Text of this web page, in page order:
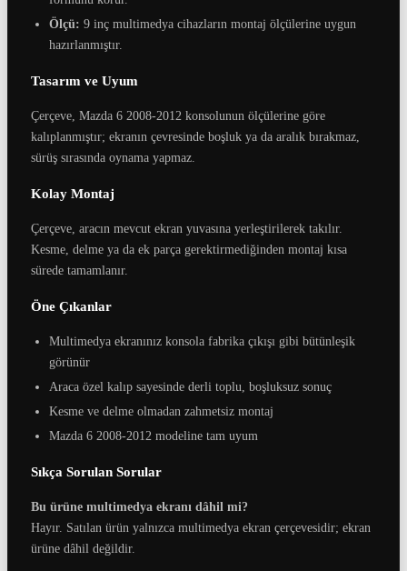
Ölçü: 9 inç multimedya cihazların montaj ölçülerine uygun
hazırlanmıştır.
Tasarım ve Uyum
Çerçeve, Mazda 6 2008-2012 konsolunun ölçülerine göre
kalıplanmıştır; ekranın çevresinde boşluk ya da aralık bırakmaz,
sürüş sırasında oynama yapmaz.
Kolay Montaj
Çerçeve, aracın mevcut ekran yuvasına yerleştirilerek takılır.
Kesme, delme ya da ek parça gerektirmediğinden montaj kısa
sürede tamamlanır.
Öne Çıkanlar
Multimedya ekranınız konsola fabrika çıkışı gibi bütünleşik
görünür
Araca özel kalıp sayesinde derli toplu, boşluksuz sonuç
Kesme ve delme olmadan zahmetsiz montaj
Mazda 6 2008-2012 modeline tam uyum
Sıkça Sorulan Sorular
Bu ürüne multimedya ekranı dâhil mi?
Hayır. Satılan ürün yalnızca multimedya ekran çerçevesidir; ekran
ürüne dâhil değildir.